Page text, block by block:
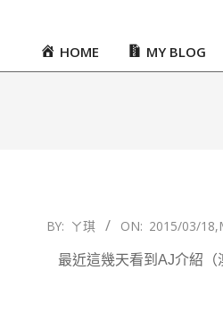
PrimaryHOME MY BLOG
2015-
BY: ㄚ琪 ON: 2015/03/18
最近這幾天看到AJ介紹